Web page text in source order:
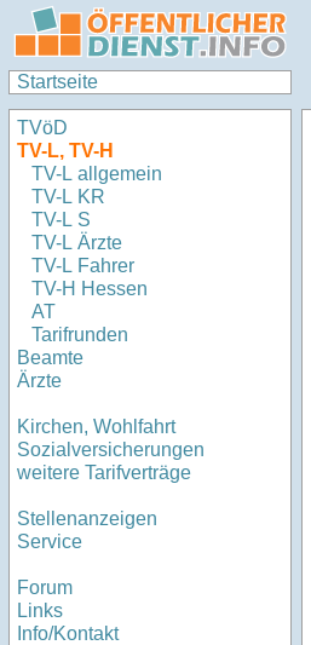
Startseite
TVöD
TV-L, TV-H
TV-L allgemein
TV-L KR
TV-L S
TV-L Ärzte
TV-L Fahrer
TV-H Hessen
AT
Tarifrunden
Beamte
Ärzte
Kirchen, Wohlfahrt
Sozialversicherungen
weitere Tarifverträge
Stellenanzeigen
Service
Forum
Links
Info/Kontakt